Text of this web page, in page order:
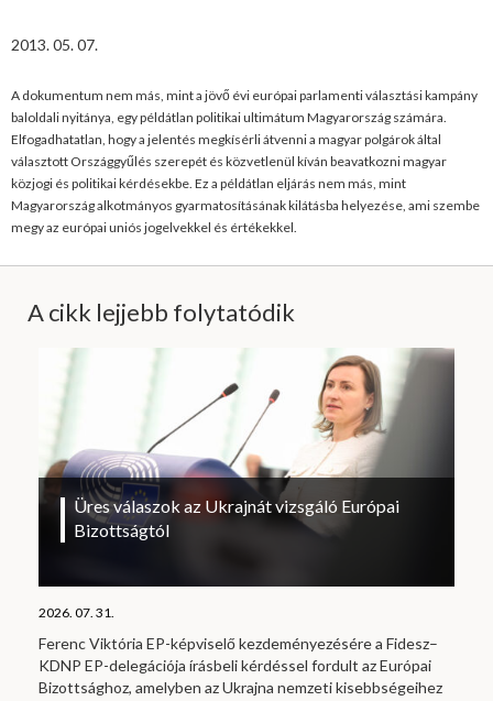
2013. 05. 07.
A dokumentum nem más, mint a jövő évi európai parlamenti választási kampány
baloldali nyitánya, egy példátlan politikai ultimátum Magyarország számára.
Elfogadhatatlan, hogy a jelentés megkísérli átvenni a magyar polgárok által
választott Országgyűlés szerepét és közvetlenül kíván beavatkozni magyar
közjogi és politikai kérdésekbe. Ez a példátlan eljárás nem más, mint
Magyarország alkotmányos gyarmatosításának kilátásba helyezése, ami szembe
megy az európai uniós jogelvekkel és értékekkel.
A cikk lejjebb folytatódik
Üres válaszok az Ukrajnát vizsgáló Európai
Bizottságtól
2026. 07. 31.
Ferenc Viktória EP-képviselő kezdeményezésére a Fidesz–
KDNP EP-delegációja írásbeli kérdéssel fordult az Európai
Bizottsághoz, amelyben az Ukrajna nemzeti kisebbségeihez